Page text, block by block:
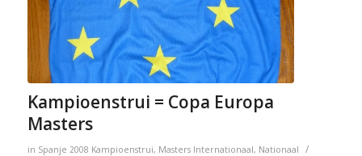
Kampioenstrui = Copa Europa
Masters
in Spanje 2008 Kampioenstrui, Masters Internationaal, Nationaal /